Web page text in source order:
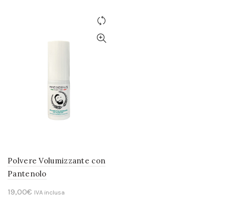
Polvere Volumizzante con
Pantenolo
19,00€ IVA inclusa